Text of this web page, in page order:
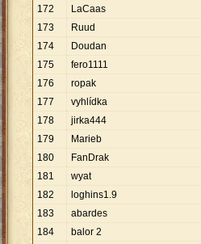
172
LaCaas
173
Ruud
174
Doudan
175
fero1111
176
ropak
177
vyhlídka
178
jirka444
179
Marieb
180
FanDrak
181
wyat
182
loghins1.9
183
abardes
184
balor 2